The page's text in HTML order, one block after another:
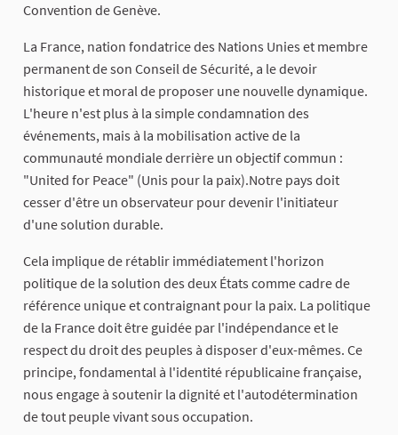
Convention de Genève.
La France, nation fondatrice des Nations Unies et membre
permanent de son Conseil de Sécurité, a le devoir
historique et moral de proposer une nouvelle dynamique.
L'heure n'est plus à la simple condamnation des
événements, mais à la mobilisation active de la
communauté mondiale derrière un objectif commun :
"United for Peace" (Unis pour la paix).Notre pays doit
cesser d'être un observateur pour devenir l'initiateur
d'une solution durable.
Cela implique de rétablir immédiatement l'horizon
politique de la solution des deux États comme cadre de
référence unique et contraignant pour la paix. La politique
de la France doit être guidée par l'indépendance et le
respect du droit des peuples à disposer d'eux-mêmes. Ce
principe, fondamental à l'identité républicaine française,
nous engage à soutenir la dignité et l'autodétermination
de tout peuple vivant sous occupation.